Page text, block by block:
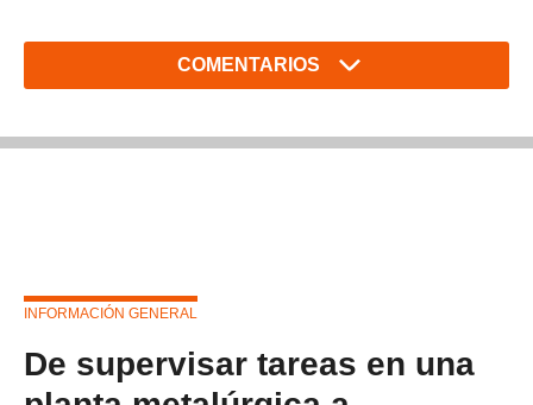
COMENTARIOS